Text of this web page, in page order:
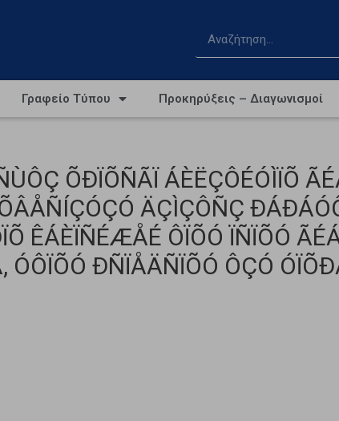
Γραφείο Τύπου Προκηρύξεις – Διαγωνισμοί
ÕÐÏÕÑÃÏ ÁÈËÇÔÉÓÌÏÕ
ÄÇÌÇÔÑÇ
ÊÁÈÏÑÉÆÅÉ ÔÏÕÓ ÏÑÏÕÓ
ÐÑÏÅÄÑÏÕÓ ÔÇÓ